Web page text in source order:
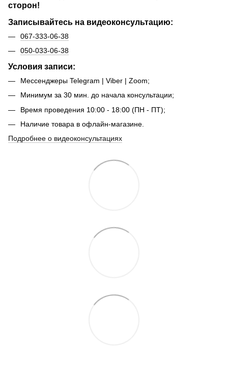
сторон!
Записывайтесь на видеоконсультацию:
067-333-06-38
050-033-06-38
Условия записи:
Мессенджеры Telegram | Viber | Zoom;
Минимум за 30 мин. до начала консультации;
Время проведения 10:00 - 18:00 (ПН - ПТ);
Наличие товара в офлайн-магазине.
Подробнее о видеоконсультациях